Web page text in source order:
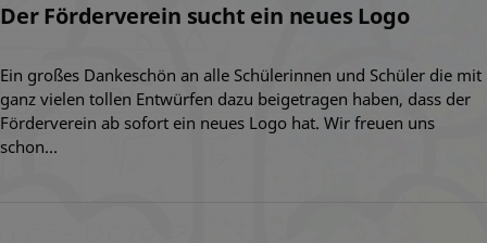
Der Förderverein sucht ein neues Logo
Ein großes Dankeschön an alle Schülerinnen und Schüler die mit
ganz vielen tollen Entwürfen dazu beigetragen haben, dass der
Förderverein ab sofort ein neues Logo hat. Wir freuen uns
schon…